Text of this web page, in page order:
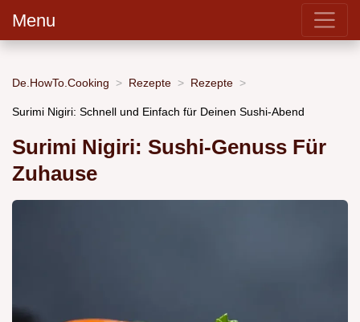
Menu
De.HowTo.Cooking Rezepte Rezepte
Surimi Nigiri: Schnell und Einfach für Deinen Sushi-Abend
Surimi Nigiri: Sushi-Genuss Für
Zuhause